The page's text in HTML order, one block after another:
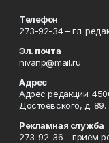
Телефон
273-92-34 – гл.
Эл. почта
nivanp@mail.ru
Адрес
Адрес редакции:
Достоевского, д. 89.
Рекламная служба
273-92-36 – приём